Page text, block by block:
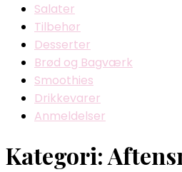
Salater
Tilbehør
Desserter
Brød og Bagværk
Smoothies
Drikkevarer
Anmeldelser
Kategori: